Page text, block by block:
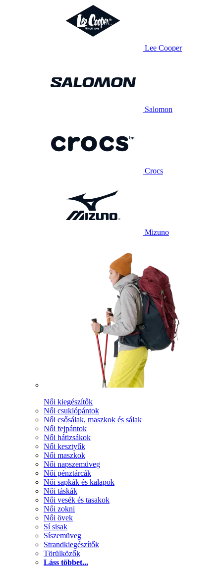
Lee Cooper
Salomon
Crocs
Mizuno
Női kiegészítők
Női csuklópántok
Női csősálak, maszkok és sálak
Női fejpántok
Női hátizsákok
Női kesztyűk
Női maszkok
Női napszemüveg
Női pénztárcák
Női sapkák és kalapok
Női táskák
Női vesék és tasakok
Női zokni
Női övek
Sí sisak
Síszemüveg
Strandkiegészítők
Törülközők
Láss többet...